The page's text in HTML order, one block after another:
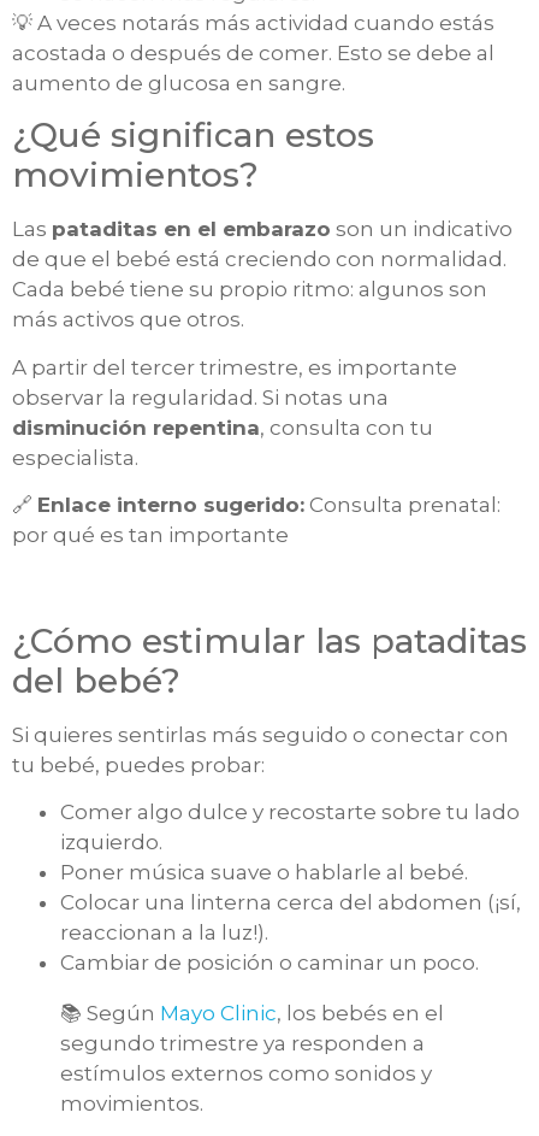
💡 A veces notarás más actividad cuando estás
acostada o después de comer. Esto se debe al
aumento de glucosa en sangre.
¿Qué significan estos
movimientos?
Las pataditas en el embarazo son un indicativo
de que el bebé está creciendo con normalidad.
Cada bebé tiene su propio ritmo: algunos son
más activos que otros.
A partir del tercer trimestre, es importante
observar la regularidad. Si notas una
disminución repentina, consulta con tu
especialista.
🔗 Enlace interno sugerido: Consulta prenatal:
por qué es tan importante
¿Cómo estimular las pataditas
del bebé?
Si quieres sentirlas más seguido o conectar con
tu bebé, puedes probar:
Comer algo dulce y recostarte sobre tu lado
izquierdo.
Poner música suave o hablarle al bebé.
Colocar una linterna cerca del abdomen (¡sí,
reaccionan a la luz!).
Cambiar de posición o caminar un poco.
📚 Según Mayo Clinic, los bebés en el
segundo trimestre ya responden a
estímulos externos como sonidos y
movimientos.